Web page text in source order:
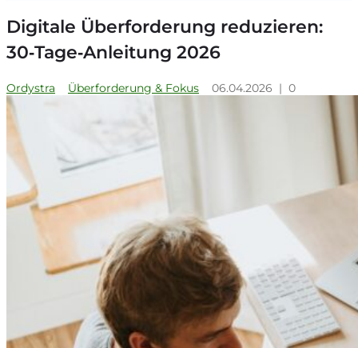
Digitale Überforderung reduzieren:
30‑Tage‑Anleitung 2026
Ordystra Überforderung & Fokus 06.04.2026 | 0